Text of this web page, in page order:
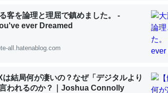
究発表】昆虫学の大問題＝「昆虫はなぜ海にいないのか」に関
客を論理と理屈で鎮めました。 -
ever Dreamed
all.hatenablog.com
は結局何が凄いの？なぜ「デジタルより
われるのか？｜Joshua Connolly